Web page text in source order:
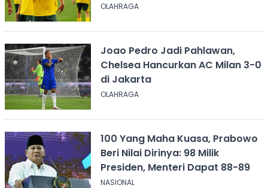
OLAHRAGA
Joao Pedro Jadi Pahlawan,
Chelsea Hancurkan AC Milan 3-0
di Jakarta
OLAHRAGA
100 Yang Maha Kuasa, Prabowo
Beri Nilai Dirinya: 98 Milik
Presiden, Menteri Dapat 88-89
NASIONAL